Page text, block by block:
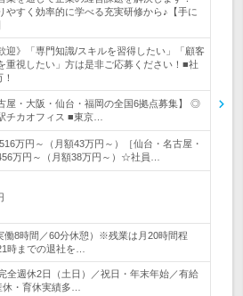
やすく効率的に学べる充実研修から♪【手に
迎》「専門知識/スキルを習得したい」「顧客
重視したい」方は是非ご応募ください！■社
屋・大阪・仙台・福岡の全国6拠点募集】 ◎
チカオフィス ■東京…
万円～（月額43万円～）［仙台・名古屋・
万円～（月額38万円～）☆社員…
働8時間／60分休憩）※残業は月20時間程
時までの退社を…
全週休2日（土日）／祝日・年末年始／有給
・育休実績多…